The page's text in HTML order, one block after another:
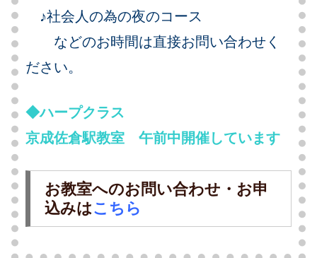
♪社会人の為の夜のコース
などのお時間は直接お問い合わせく
ださい。
◆ハープクラス
京成佐倉駅教室 午前中開催しています
お教室へのお問い合わせ・お申
込みはこちら